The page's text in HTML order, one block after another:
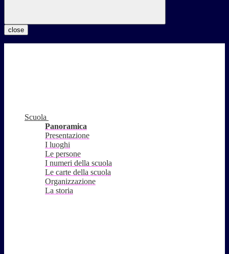
close
Scuola
Panoramica
Presentazione
I luoghi
Le persone
I numeri della scuola
Le carte della scuola
Organizzazione
La storia